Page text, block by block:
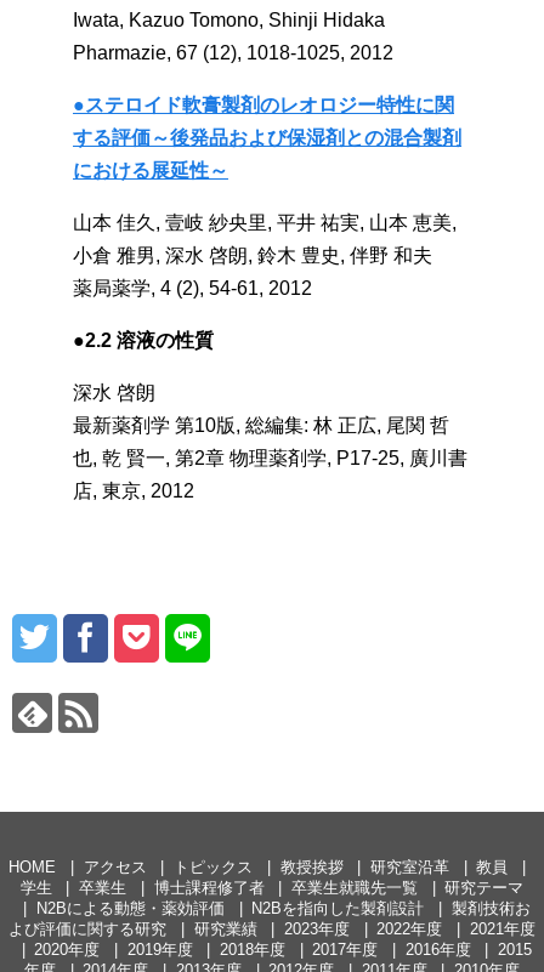
Iwata, Kazuo Tomono, Shinji Hidaka
Pharmazie, 67 (12), 1018-1025, 2012
●ステロイド軟膏製剤のレオロジー特性に関
する評価～後発品および保湿剤との混合製剤
における展延性～
山本 佳久, 壹岐 紗央里, 平井 祐実, 山本 恵美,
小倉 雅男, 深水 啓朗, 鈴木 豊史, 伴野 和夫
薬局薬学, 4 (2), 54-61, 2012
●2.2 溶液の性質
深水 啓朗
最新薬剤学 第10版, 総編集: 林 正広, 尾関 哲
也, 乾 賢一, 第2章 物理薬剤学, P17-25, 廣川書
店, 東京, 2012
HOME アクセス トピックス 教授挨拶 研究室沿革
教員
学生
卒業生 博士課程修了者 卒業生就職先一覧
研究テーマ
N2Bによる動態・薬効評価
N2Bを指向した製剤設計
製剤技術お
よび評価に関する研究
研究業績 2023年度 2022年度
2021年度
2020年度
2019年度 2018年度 2017年度 2016年度
2015